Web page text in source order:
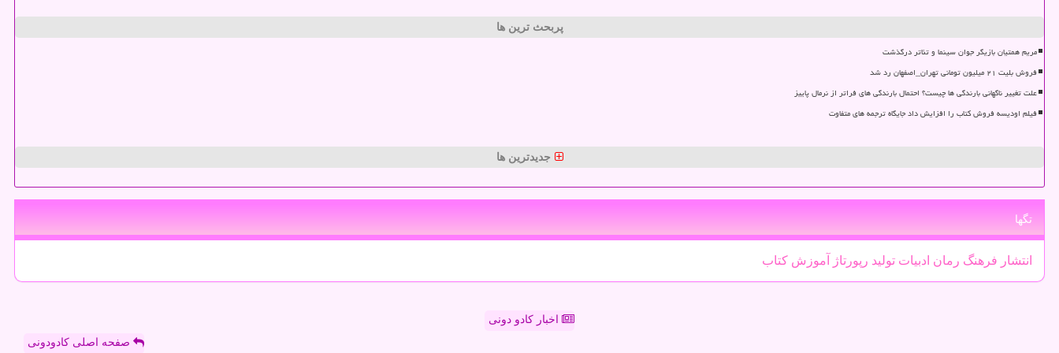
پربحث ترین ها
مریم همتیان بازیگر جوان سینما و تئاتر درگذشت
فروش بلیت ۲۱ میلیون تومانی تهران_اصفهان رد شد
علت تغییر ناگهانی بارندگی ها چیست؟ احتمال بارندگی های فراتر از نرمال پاییز
فیلم اودیسه فروش کتاب را افزایش داد جایگاه ترجمه های متفاوت
جدیدترین ها
تگها
انتشار فرهنگ رمان ادبیات تولید رپورتاژ آموزش كتاب
اخبار کادو دونی
صفحه اصلی کادودونی